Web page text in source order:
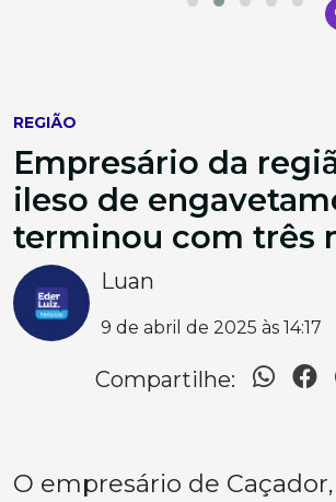
REGIÃO
Empresário da
ileso de
terminou com três
Luan
9 de abril de 2025 às 14:17
Compartilhe:
O empresário de